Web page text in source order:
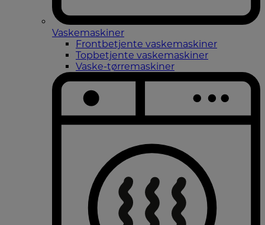
Vaskemaskiner
Frontbetjente vaskemaskiner
Topbetjente vaskemaskiner
Vaske-tørremaskiner